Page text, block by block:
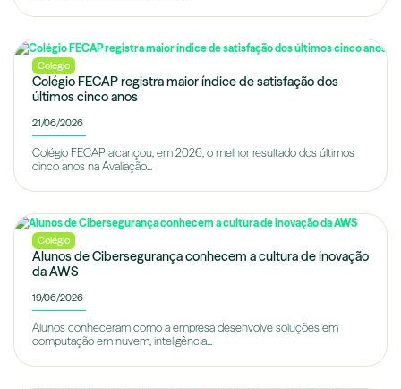
Colégio
Colégio FECAP registra maior índice de satisfação dos
últimos cinco anos
21/06/2026
Colégio FECAP alcançou, em 2026, o melhor resultado dos últimos
cinco anos na Avaliação...
Colégio
Alunos de Cibersegurança conhecem a cultura de inovação
da AWS
19/06/2026
Alunos conheceram como a empresa desenvolve soluções em
computação em nuvem, inteligência...